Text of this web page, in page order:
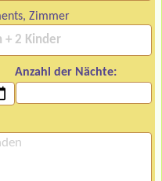
Zimmer
Anzahl der Nächte: